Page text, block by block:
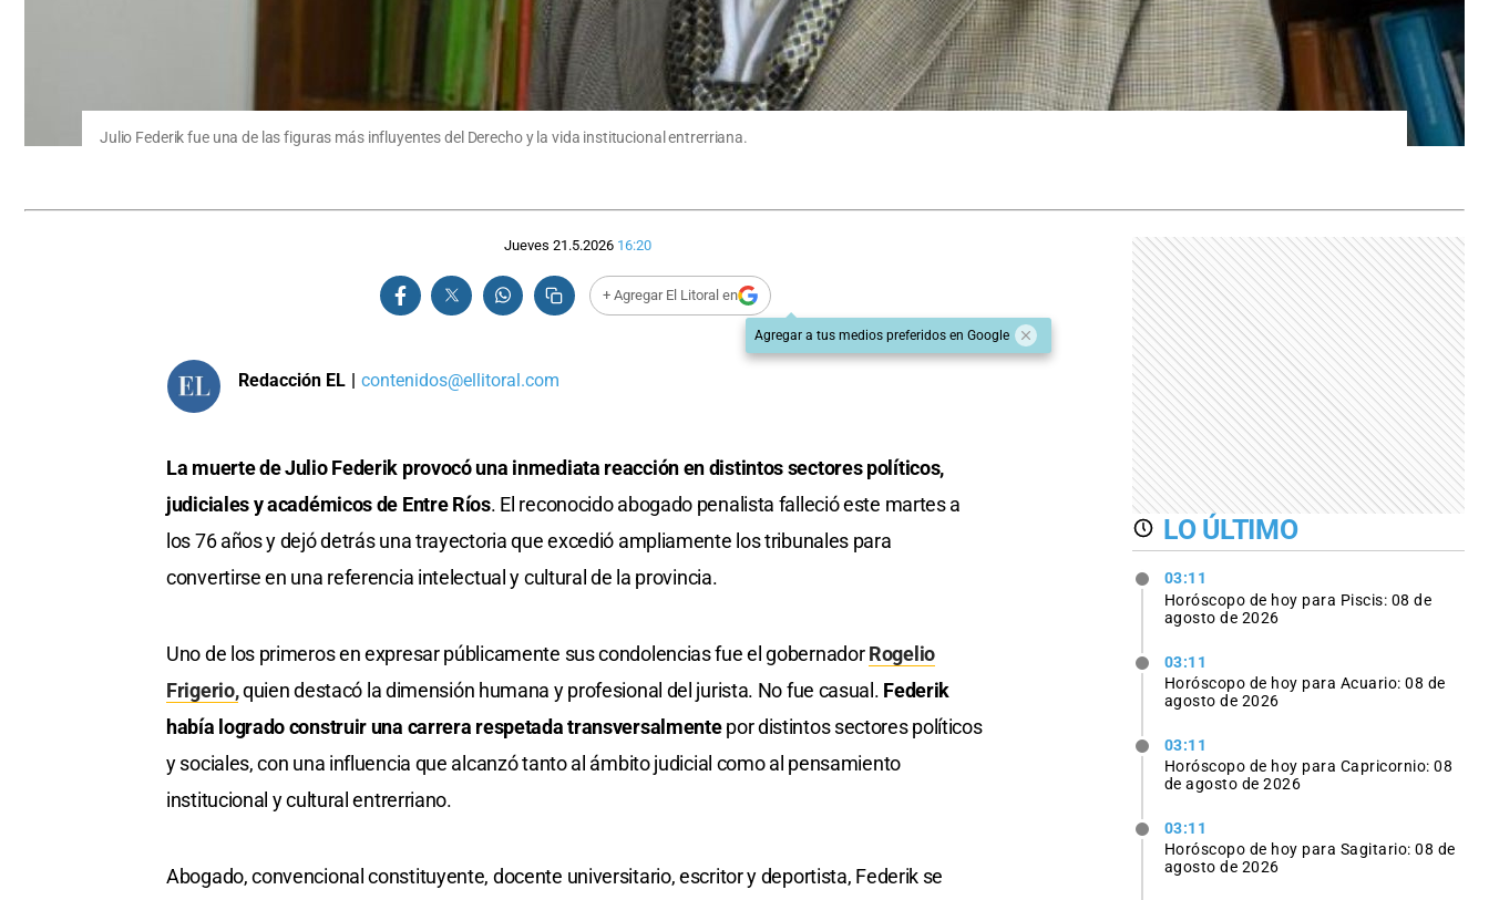
Julio Federik fue una de las figuras más influyentes del Derecho y la vida institucional entrerriana.
Jueves 21.5.2026 16:20
+ Agregar El Litoral en
Agregar a tus medios preferidos en Google
Redacción EL | contenidos@ellitoral.com
La muerte de Julio Federik provocó una inmediata reacción en distintos sectores políticos,
judiciales y académicos de Entre Ríos. El reconocido abogado penalista falleció este martes a
los 76 años y dejó detrás una trayectoria que excedió ampliamente los tribunales para
convertirse en una referencia intelectual y cultural de la provincia.
Uno de los primeros en expresar públicamente sus condolencias fue el gobernadorRogelio
Frigerio,quien destacó la dimensión humana y profesional del jurista. No fue casual. Federik
había logrado construir una carrera respetada transversalmentepor distintos sectores políticos
y sociales, con una influencia que alcanzó tanto al ámbito judicial como al pensamiento
institucional y cultural entrerriano.
Abogado, convencional constituyente, docente universitario, escritor y deportista, Federik se
LO ÚLTIMO
03:11
Horóscopo de hoy para Piscis: 08 de
agosto de 2026
03:11
Horóscopo de hoy para Acuario: 08 de
agosto de 2026
03:11
Horóscopo de hoy para Capricornio: 08
de agosto de 2026
03:11
Horóscopo de hoy para Sagitario: 08 de
agosto de 2026